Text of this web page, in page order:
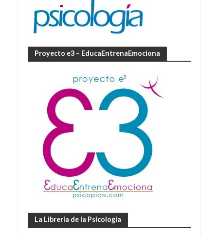
Proyecto e3 – EducaEntrenaEmociona
La Librería de la Psicología